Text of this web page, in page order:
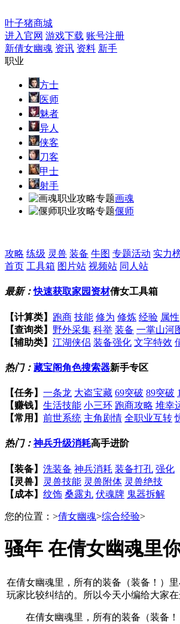
叶子猪商城
进入官网 游戏下载 账号注册
新倩女幽魂 资讯 资料 新手
职业
方士
医师
魅者
异人
侠客
刀客
甲士
射手
画魂
偃师
攻略 练级 灵兽 装备 牛图 专题活动 实力
首页 工具箱 图片站 视频站 同人站
最新：快速获取家园资材倩女工具箱
【计算类】 跑商 技能 修为 修炼 经验 属性
【查询类】 野外采集 科举 装备 一掌山河
【辅助类】 江湖侠侣 装备强化 文字特效
热门： 藏宝阁角色搜索器新手专区
【任务】 一条龙 大盗宝藏 69突破 89突破
【赚钱】 生活技能 小三环 跑商攻略 堆幸
【常用】 前世系统 主角剧情 全职业互转
热门：神兵升级消耗高手进阶
【装备】 洗装备 神兵消耗 装备打孔 强化
【灵兽】
灵兽技能 灵兽附体 灵兽绝技
【成本】 纹饰 桑露丸 伏魂牌 鬼器拆解
您的位置： >倩女幽魂>综合经验>
骚年 在倩女幽魂里
在倩女幽魂里，所有的装备（装备！）
玩家比较纠结的。所以今天小编给大家
在倩女幽魂里，所有的装备（装备！